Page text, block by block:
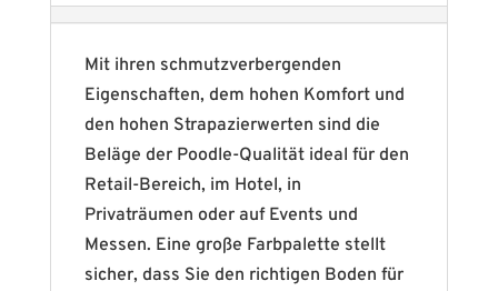
Mit ihren schmutzverbergenden
Eigenschaften, dem hohen Komfort und
den hohen Strapazierwerten sind die
Beläge der Poodle-Qualität ideal für den
Retail-Bereich, im Hotel, in
Privaträumen oder auf Events und
Messen. Eine große Farbpalette stellt
sicher, dass Sie den richtigen Boden für